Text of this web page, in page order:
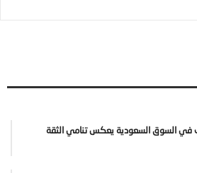
في السوق السعودية يعكس تنامي الثقة